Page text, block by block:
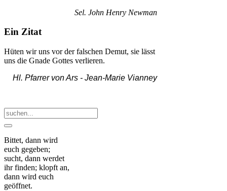
Sel. John Henry Newman
Ein Zitat
Hüten wir uns vor der falschen Demut, sie lässt
uns die Gnade Gottes verlieren.
Hl. Pfarrer von Ars -Jean-Marie Vianney
Bittet, dann wird
euch gegeben;
sucht, dann werdet
ihr finden; klopft an,
dann wird euch
geöffnet.